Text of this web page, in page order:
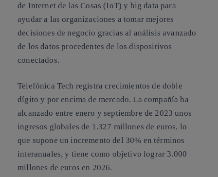
de Internet de las Cosas (IoT) y big data para
ayudar a las organizaciones a tomar mejores
decisiones de negocio gracias al análisis avanzado
de los datos procedentes de los dispositivos
conectados.
Telefónica Tech registra crecimientos de doble
dígito y por encima de mercado. La compañía ha
alcanzado entre enero y septiembre de 2023 unos
ingresos globales de 1.327 millones de euros, lo
que supone un incremento del 30% en términos
interanuales, y tiene como objetivo lograr 3.000
millones de euros en 2026.